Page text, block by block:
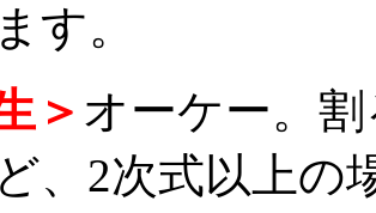
す。
＞ オーケー。
、2次式以上の